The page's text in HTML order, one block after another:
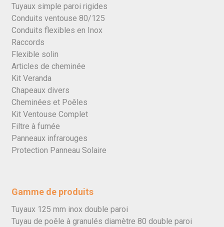
Tuyaux simple paroi rigides
Conduits ventouse 80/125
Conduits flexibles en Inox
Raccords
Flexible solin
Articles de cheminée
Kit Veranda
Chapeaux divers
Cheminées et Poêles
Kit Ventouse Complet
Filtre à fumée
Panneaux infrarouges
Protection Panneau Solaire
Gamme de produits
Tuyaux 125 mm inox double paroi
Tuyau de poêle à granulés diamètre 80 double paroi